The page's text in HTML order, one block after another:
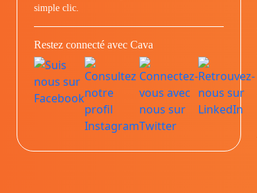
simple clic.
Restez connecté avec Cava